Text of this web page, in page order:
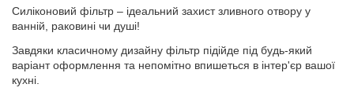
Силіконовий фільтр – ідеальний захист зливного отвору у
ванній, раковині чи душі!
Завдяки класичному дизайну фільтр підійде під будь-який
варіант оформлення та непомітно впишеться в інтер'єр вашої
кухні.